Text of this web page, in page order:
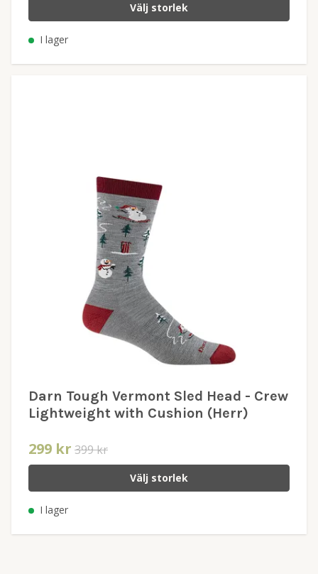
Välj storlek
I lager
Darn Tough Vermont Sled Head - Crew
Lightweight with Cushion (Herr)
299 kr 399 kr
Välj storlek
I lager